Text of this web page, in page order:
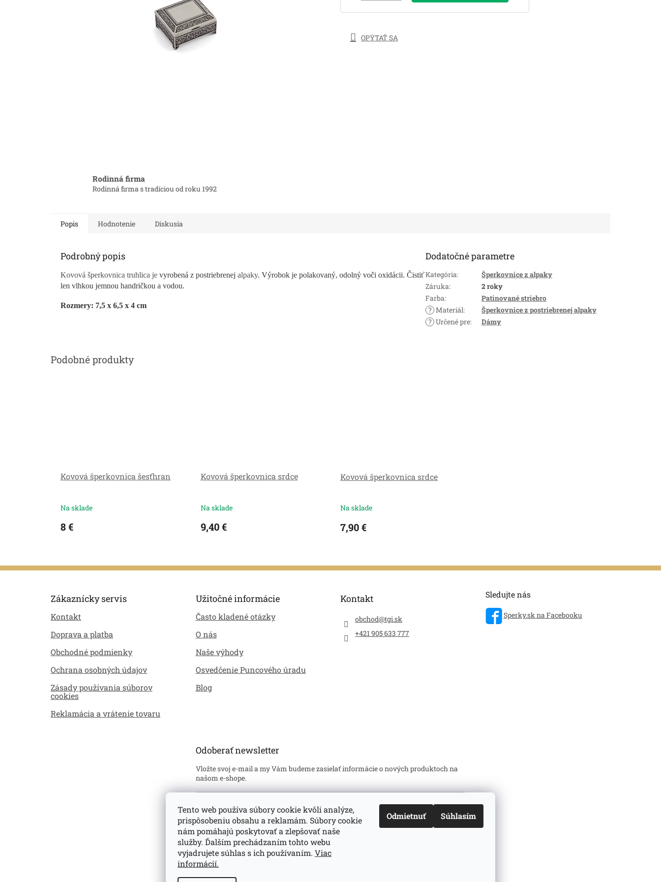
Tento web používa súbory cookie kvôli analýze,
prispôsobeniu obsahu a reklamám. Súbory cookie
nám pomáhajú poskytovať a zlepšovať naše
služby. Ďalším prechádzaním tohto webu
vyjadrujete súhlas s ich používaním. Viac
informácií.
Odmietnuť Súhlasím
OPÝTAŤ SA
Rodinná firma
Rodinná firma s tradíciou od roku 1992
Popis Hodnotenie Diskusia
Podrobný popis
Kovová šperkovnica truhlica je vyrobená z postriebrenej alpaky. Výrobok je polakovaný, odolný voči oxidácii. Čistiť
len vlhkou jemnou handričkou a vodou.
Rozmery: 7,5 x 6,5 x 4 cm
Dodatočné parametre
Kategória:
Šperkovnice z alpaky
Záruka:
2 roky
Farba:
Patinované striebro
? Materiál:
Šperkovnice z postriebrenej alpaky
? Určené pre: Dámy
Kovová šperkovnica šesťhran
Na sklade
8 €
Kovová šperkovnica srdce
Na sklade
9,40 €
Kovová šperkovnica srdce
Na sklade
7,90 €
Zákaznícky servis
Kontakt
Doprava a platba
Obchodné podmienky
Ochrana osobných údajov
Zásady používania súborov
cookies
Reklamácia a vrátenie tovaru
Užitočné informácie
Často kladené otázky
O nás
Naše výhody
Osvedčenie Puncového úradu
Blog
Kontakt
obchod@tgi.sk
+421 905 633 777
Sledujte nás
Sperky.sk na Facebooku
Odoberať newsletter
Vložte svoj e-mail a my Vám budeme zasielať informácie o nových produktoch na
našom e-shope.
Súhlasím sospracovaním mojich osobných údajov
v súlade s príslušnými
ustanoveniami zákona č. 122/2013 Z.z. o ochrane osobných údajov. Zároveň
prehlasujem, že mám viac ako 16 rokov.
Prihlásiť sa